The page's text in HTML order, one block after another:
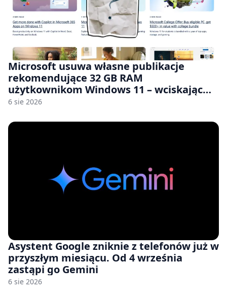
Microsoft usuwa własne publikacje
rekomendujące 32 GB RAM
użytkownikom Windows 11 – wciskając
nam przy tym komputery z 8 GB RAM po
6 sie 2026
Asystent Google zniknie z telefonów już w
przyszłym miesiącu. Od 4 września
zastąpi go Gemini
6 sie 2026